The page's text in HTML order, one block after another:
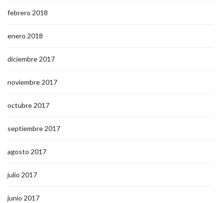
febrero 2018
enero 2018
diciembre 2017
noviembre 2017
octubre 2017
septiembre 2017
agosto 2017
julio 2017
junio 2017